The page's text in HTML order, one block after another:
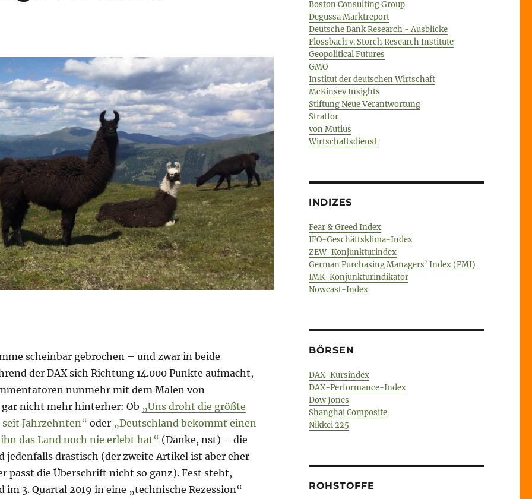
scheinbar gebrochen – und zwar in beide
der DAX sich Richtung 14.000 Punkte aufmacht,
nunmehr mit dem Malen von
nicht mehr hinterher: Ob „Uns droht die größte
Jahrzehnten“ oder „Deutschland bekommt einen
das Land noch nie erlebt hat“ (Danke, nst) – die
jedenfalls drastisch (der zweite Artikel ist aber eher
passt die Überschrift nicht so ganz). Fest steht,
im 3. Quartal 2019 in eine „technische Rezession“
Boston Consulting Group
Degussa Marktreport
Deutsche Bank Research - Ausblicke
Flossbach v. Storch Research Institute
Geopolitical Futures
GMO
Institut der deutschen Wirtschaft
McKinsey Insights
Stiftung Neue Verantwortung
Stratfor
von Mutius
Wirtschaftsdienst
INDIZES
Fear & Greed Index
IFO-Geschäftsklima-Index
ZEW-Konjunkturindex
German Purchasing Managers’ Index (PMI)
IMK-Konjunkturindikator
Nowcast-Index
BÖRSEN
DAX-Kursindex
DAX-Performance-Index
Dow Jones
Shanghai Composite
Nikkei 225
ROHSTOFFE